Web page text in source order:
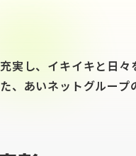
実し、イキイキと日々
、あいネットグルー